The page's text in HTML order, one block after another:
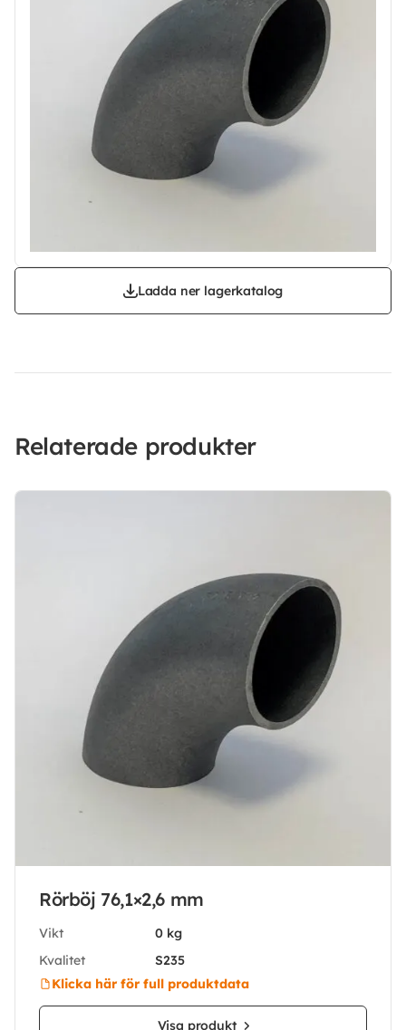
Ladda ner lagerkatalog
Relaterade produkter
Rörböj 76,1×2,6 mm
Vikt
0 kg
Kvalitet
S235
Klicka här för full produktdata
Visa produkt